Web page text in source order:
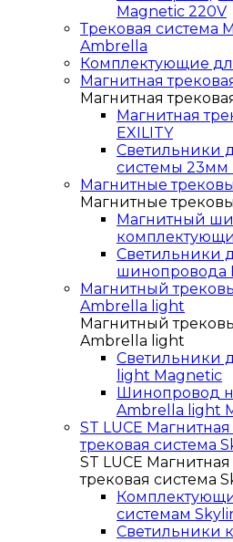
Magnetic 220V
Трековая система
Ambrella
Комплектующие
Магнитная
Магнитная
Магнитная
EXILITY
Светильники
системы 23мм
Магнитные
Магнитные
Магнитный
Светильники
шинопровода
Магнитный
Ambrella light
Магнитный
Ambrella light
Светильники
light Magnetic
Шинопровод
Ambrella light
ST LUCE
трековая система
ST LUCE
трековая система
системам
Светильники